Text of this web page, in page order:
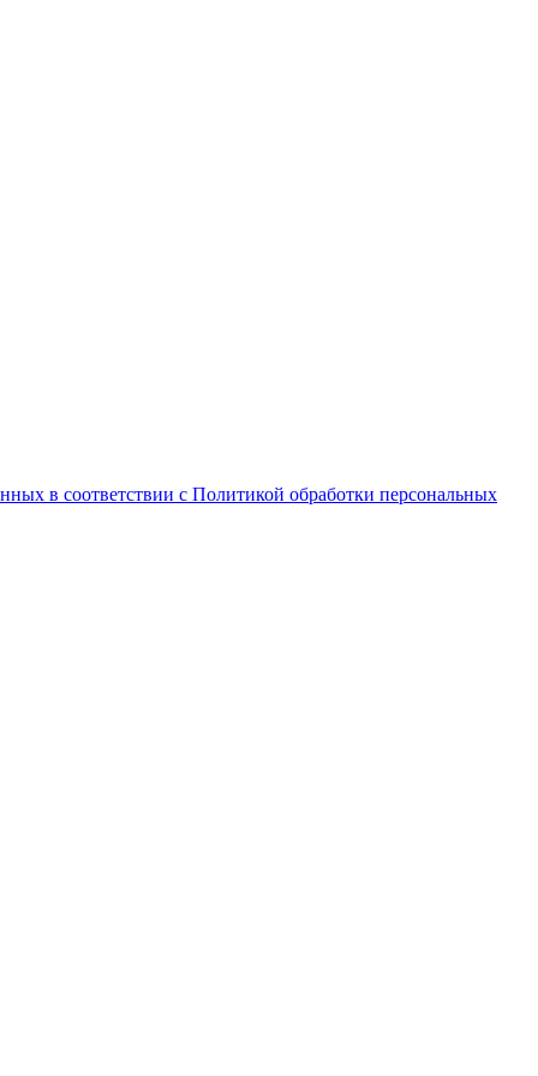
в соответствии с Политикой обработки персональных